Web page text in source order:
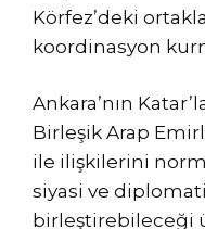
Körfez’deki
koordinasyon
Ankara’nın
Birleşik Arap
ile ilişkilerini
siyasi ve
birleştirebileceği